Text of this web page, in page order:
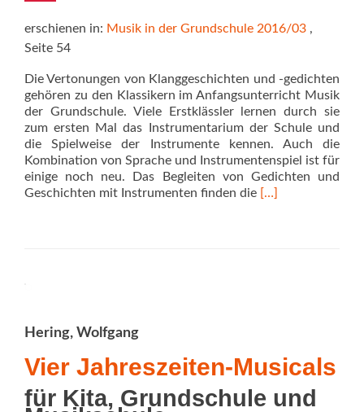
erschienen in: Musik in der Grundschule 2016/03 ,
Seite 54
Die Vertonungen von Klanggeschichten und -gedichten
gehören zu den Klassikern im Anfangsunterricht Musik
der Grundschule. Viele Erstklässler lernen durch sie
zum ersten Mal das Instrumentarium der Schule und
die Spielweise der Instrumente kennen. Auch die
Kombination von Sprache und Instrumentenspiel ist für
einige noch neu. Das Begleiten von Gedichten und
Geschichten mit Instrumenten finden die Read
[…]
Hering, Wolfgang
Vier Jahreszeiten-Musicals
für Kita, Grundschule und